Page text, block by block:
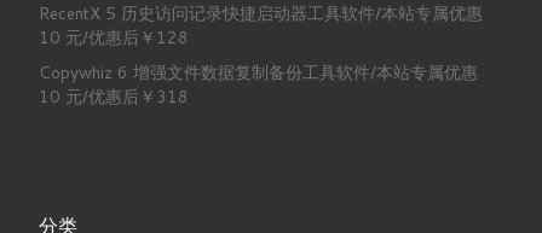
RecentX 5 历史访问记录快捷启动器工具软件/本站专属优惠
10 元/优惠后￥128
Copywhiz 6 增强文件数据复制备份工具软件/本站专属优惠
10 元/优惠后￥318
分类